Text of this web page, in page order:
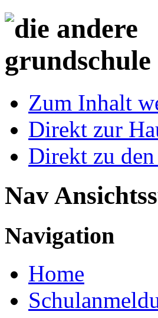
Zum Inhalt
Direkt zur
Direkt zu
Nav
Navigation
Home